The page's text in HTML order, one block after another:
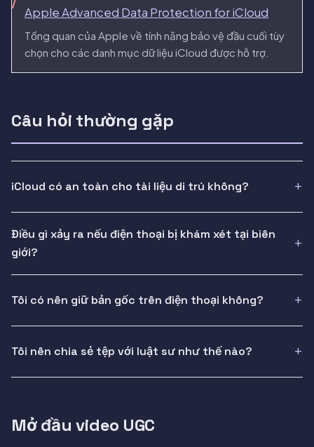
Apple Advanced Data Protection for iCloud
Tổng quan của Apple về tính năng bảo vệ đầu cuối tùy
chọn cho các danh mục dữ liệu iCloud được hỗ trợ.
Câu hỏi thường gặp
iCloud có an toàn cho tài liệu di trú không?
Điều gì xảy ra nếu điện thoại bị khám xét tại biên
giới?
Tôi có nên giữ bản gốc trên điện thoại không?
Tôi nên chia sẻ tệp với luật sư như thế nào?
Mở đầu video UGC